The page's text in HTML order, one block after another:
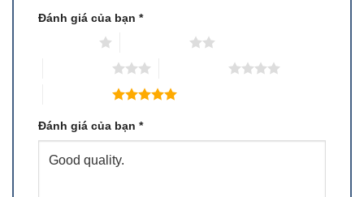
Đánh giá của bạn *
Đánh giá của bạn *